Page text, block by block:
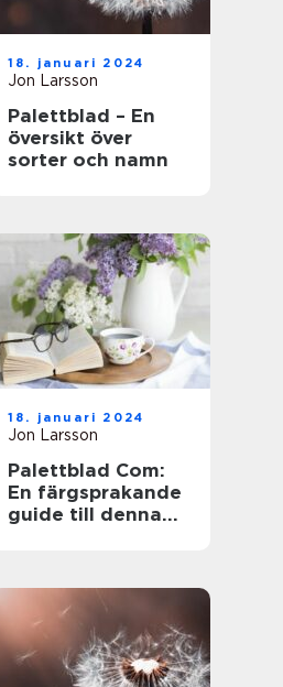
18. januari 2024
Jon Larsson
Palettblad – En
översikt över
sorter och namn
18. januari 2024
Jon Larsson
Palettblad Com:
En färgsprakande
guide till denna